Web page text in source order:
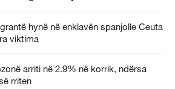
hynë në enklavën spanjolle Ceuta
viktima
arriti në 2.9% në korrik, ndërsa
rriten